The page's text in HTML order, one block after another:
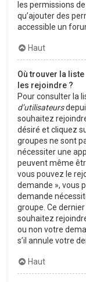
les permissions
qu’ajouter des
accessible un
Haut
Où trouver la
les rejoindre ?
Pour consulter la
d’utilisateurs
souhaitez
désiré et cliquez
groupes ne sont
nécessiter une
peuvent même
vous pouvez le
demande », vous
demande
groupe. Ce
souhaitez
ou non votre
s’il annule votre
Haut